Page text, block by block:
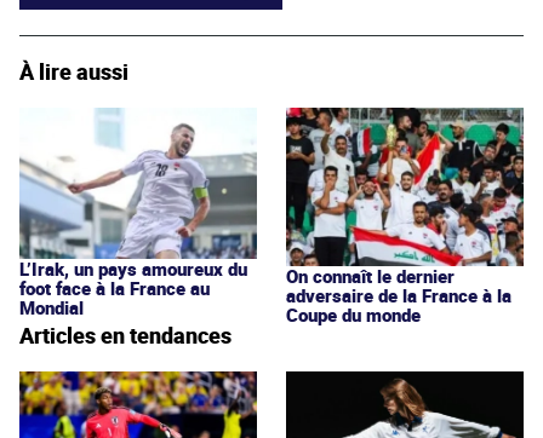
À lire aussi
L’Irak, un pays amoureux du
foot face à la France au
Mondial
On connaît le dernier
adversaire de la France à la
Coupe du monde
Articles en tendances